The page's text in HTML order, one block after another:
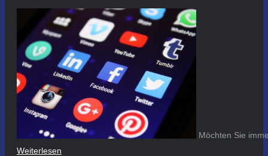
Möchten Sie
Weiterlesen